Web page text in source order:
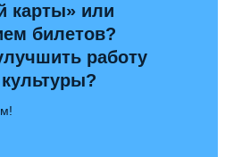
карты» или
билетов?
работу